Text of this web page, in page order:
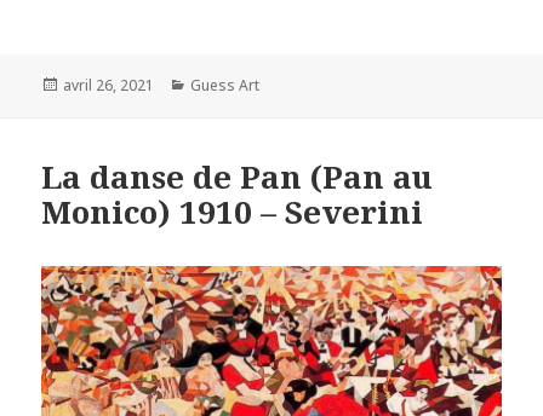
Posted
avril 26, 2021 Categories
Guess Art
La danse de Pan (Pan au
Monico) 1910 – Severini